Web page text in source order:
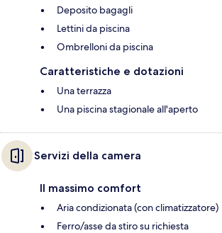
Deposito bagagli
Lettini da piscina
Ombrelloni da piscina
Caratteristiche e dotazioni
Una terrazza
Una piscina stagionale all'aperto
Servizi della camera
Il massimo comfort
Aria condizionata (con climatizzatore)
Ferro/asse da stiro su richiesta